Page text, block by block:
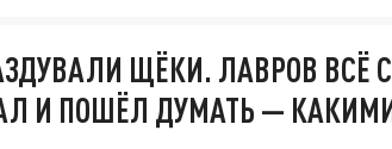
ЩЁКИ. ЛАВРОВ ВСЁ
И ПОШЁЛ ДУМАТЬ —